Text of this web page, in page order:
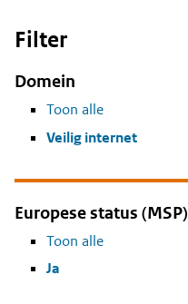
Filter
Domein
Toon alle
Veilig internet
Europese status (MSP)
Toon alle
Ja